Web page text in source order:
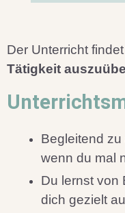
Der Unterricht
Tätigkeit
Begleitend
wenn du mal
Du lernst von
dich gezielt